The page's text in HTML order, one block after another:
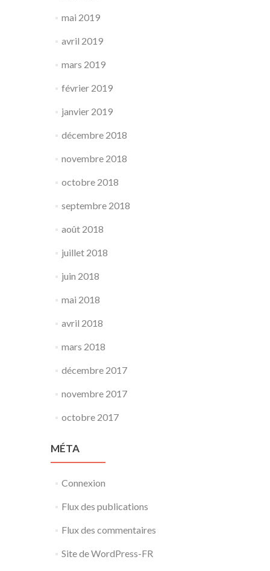
mai 2019
avril 2019
mars 2019
février 2019
janvier 2019
décembre 2018
novembre 2018
octobre 2018
septembre 2018
août 2018
juillet 2018
juin 2018
mai 2018
avril 2018
mars 2018
décembre 2017
novembre 2017
octobre 2017
MÉTA
Connexion
Flux des publications
Flux des commentaires
Site de WordPress-FR